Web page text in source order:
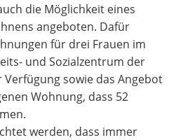
die Möglichkeit eines
angeboten. Dafür
für drei Frauen im
und Sozialzentrum der
Verfügung sowie das Angebot
Wohnung, dass 52
werden, dass immer